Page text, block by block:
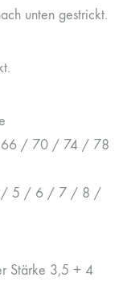
unten gestrickt.
66 / 70 / 74 / 78
4 / 5 / 6 / 7 / 8 /
Stärke 3,5 + 4